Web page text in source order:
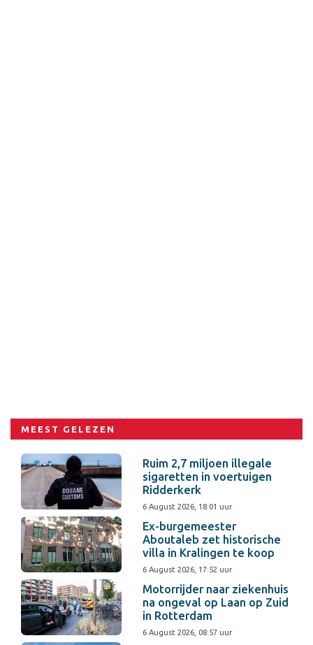
MEEST GELEZEN
Ruim 2,7 miljoen illegale
sigaretten in voertuigen
Ridderkerk
6 August 2026, 18:01 uur
Ex-burgemeester
Aboutaleb zet historische
villa in Kralingen te koop
6 August 2026, 17:52 uur
Motorrijder naar ziekenhuis
na ongeval op Laan op Zuid
in Rotterdam
6 August 2026, 08:57 uur